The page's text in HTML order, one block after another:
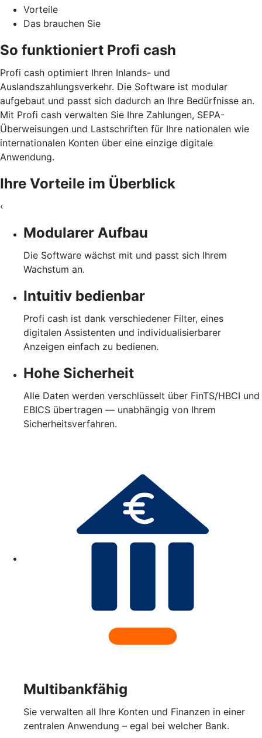
Vorteile
Das brauchen Sie
So funktioniert Profi cash
Profi cash optimiert Ihren Inlands- und
Auslandszahlungsverkehr. Die Software ist modular
aufgebaut und passt sich dadurch an Ihre Bedürfnisse an.
Mit Profi cash verwalten Sie Ihre Zahlungen, SEPA-
Überweisungen und Lastschriften für Ihre nationalen wie
internationalen Konten über eine einzige digitale
Anwendung.
Ihre Vorteile im Überblick
‹
Modularer Aufbau
Die Software wächst mit und passt sich Ihrem
Wachstum an.
Intuitiv bedienbar
Profi cash ist dank verschiedener Filter, eines
digitalen Assistenten und individualisierbarer
Anzeigen einfach zu bedienen.
Hohe Sicherheit
Alle Daten werden verschlüsselt über FinTS/HBCI und
EBICS übertragen — unabhängig von Ihrem
Sicherheitsverfahren.
Multibankfähig
Sie verwalten all Ihre Konten und Finanzen in einer
zentralen Anwendung – egal bei welcher Bank.